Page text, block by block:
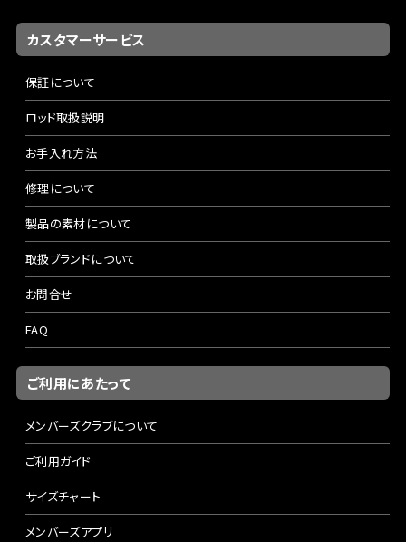
カスタマーサービス
保証について
ロッド取扱説明
お手入れ方法
修理について
製品の素材について
取扱ブランドについて
お問合せ
FAQ
ご利用にあたって
メンバーズクラブについて
ご利用ガイド
サイズチャート
メンバーズアプリ